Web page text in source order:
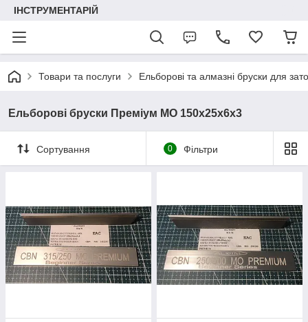
ІНСТРУМЕНТАРІЙ
Товари та послуги Ельборові та алмазні бруски для
Ельборові бруски Преміум МО 150x25x6х3
Сортування 0 Фільтри